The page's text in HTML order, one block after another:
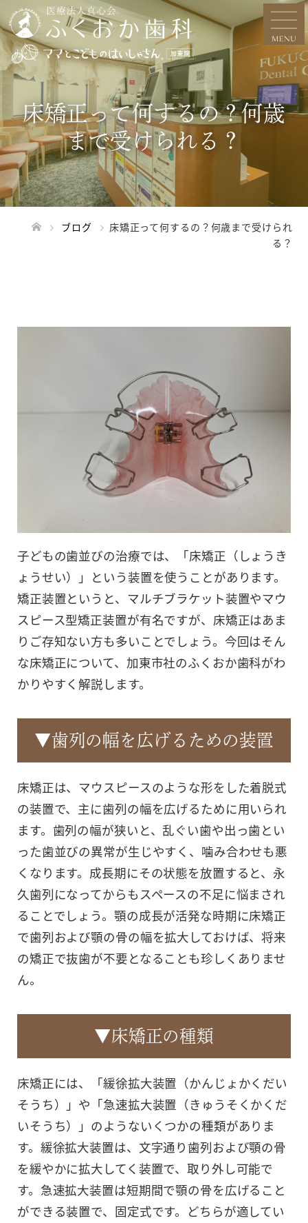
床矯正って何するの？何歳
まで受けられる？
ブログ
床矯正って何するの？何歳まで受けられ
る？
子どもの歯並びの治療では、「床矯正（しょうき
ょうせい）」という装置を使うことがあります。
矯正装置というと、マルチブラケット装置やマウ
スピース型矯正装置が有名ですが、床矯正はあま
りご存知ない方も多いことでしょう。今回はそん
な床矯正について、加東市社のふくおか歯科がわ
かりやすく解説します。
▼歯列の幅を広げるための装置
床矯正は、マウスピースのような形をした着脱式
の装置で、主に歯列の幅を広げるために用いられ
ます。歯列の幅が狭いと、乱ぐい歯や出っ歯とい
った歯並びの異常が生じやすく、噛み合わせも悪
くなります。成長期にその状態を放置すると、永
久歯列になってからもスペースの不足に悩まされ
ることでしょう。顎の成長が活発な時期に床矯正
で歯列および顎の骨の幅を拡大しておけば、将来
の矯正で抜歯が不要となることも珍しくありませ
ん。
▼床矯正の種類
床矯正には、「緩徐拡大装置（かんじょかくだい
そうち）」や「急速拡大装置（きゅうそくかくだ
いそうち）」のようないくつかの種類がありま
す。緩徐拡大装置は、文字通り歯列および顎の骨
を緩やかに拡大してく装置で、取り外し可能で
す。急速拡大装置は短期間で顎の骨を広げること
ができる装置で、固定式です。どちらが適してい